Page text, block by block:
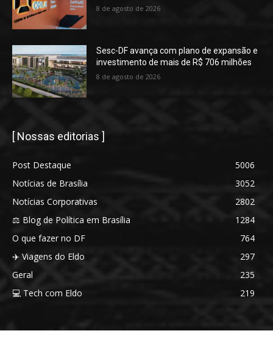
8 de agosto de 2026
Sesc-DF avança com plano de expansão e
investimento de mais de R$ 706 milhões
8 de agosto de 2026
[ Nossas editorias ]
Post Destaque
5006
Notícias de Brasília
3052
Notícias Corporativas
2802
⚖️ Blog de Política em Brasília
1284
O que fazer no DF
764
✈️ Viagens do Eldo
297
Geral
235
💻 Tech com Eldo
219